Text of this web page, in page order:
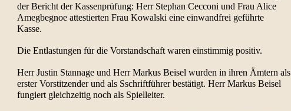
der Bericht der Kassenprüfung: Herr Stephan Cecconi und Frau Alice
Amegbegnoe attestierten Frau Kowalski eine einwandfrei geführte
Kasse.
Die Entlastungen für die Vorstandschaft waren einstimmig positiv.
Herr Justin Stannage und Herr Markus Beisel wurden in ihren Ämtern als
erster Vorstitzender und als Sschriftführer bestätigt. Herr Markus Beisel
fungiert gleichzeitig noch als Spielleiter.